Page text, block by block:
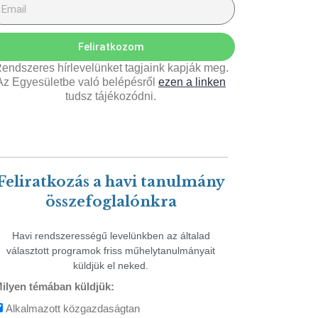
Feliratkozom
hírlevelünket tagjaink kapják meg.
Egyesületbe való belépésről ezen a linken
tudsz tájékozódni.
a havi tanulmány
összefoglalónkra
Havi rendszerességű levelünkben az általad
választott programok friss műhelytanulmányait
küldjük el neked.
témában küldjük:
Alkalmazott közgazdaságtan